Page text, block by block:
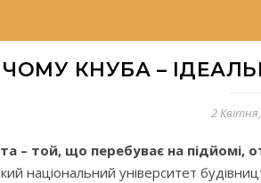
КНУБА –
2
– той, що перебуває на підйомі,
національний університет